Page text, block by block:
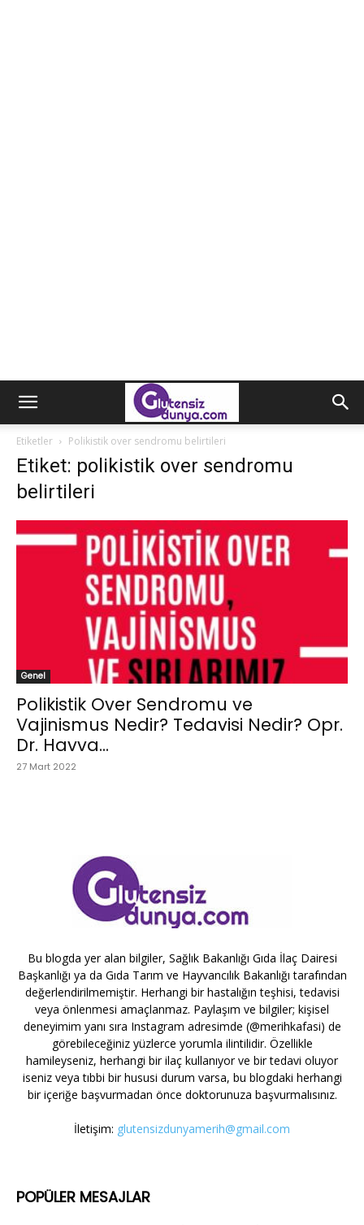
Etiketler Polikistik over sendromu belirtileri
Etiket: polikistik over sendromu
belirtileri
Genel
Polikistik Over Sendromu ve
Vajinismus Nedir? Tedavisi Nedir? Opr.
Dr. Havva...
27 Mart 2022
Bu blogda yer alan bilgiler, Sağlık Bakanlığı Gıda İlaç Dairesi
Başkanlığı ya da Gıda Tarım ve Hayvancılık Bakanlığı tarafından
değerlendirilmemiştir. Herhangi bir hastalığın teşhisi, tedavisi
veya önlenmesi amaçlanmaz. Paylaşım ve bilgiler; kişisel
deneyimim yanı sıra Instagram adresimde (@merihkafasi) de
görebileceğiniz yüzlerce yorumla ilintilidir. Özellikle
hamileyseniz, herhangi bir ilaç kullanıyor ve bir tedavi oluyor
iseniz veya tıbbi bir hususi durum varsa, bu blogdaki herhangi
bir içeriğe başvurmadan önce doktorunuza başvurmalısınız.
İletişim: glutensizdunyamerih@gmail.com
POPÜLER MESAJLAR